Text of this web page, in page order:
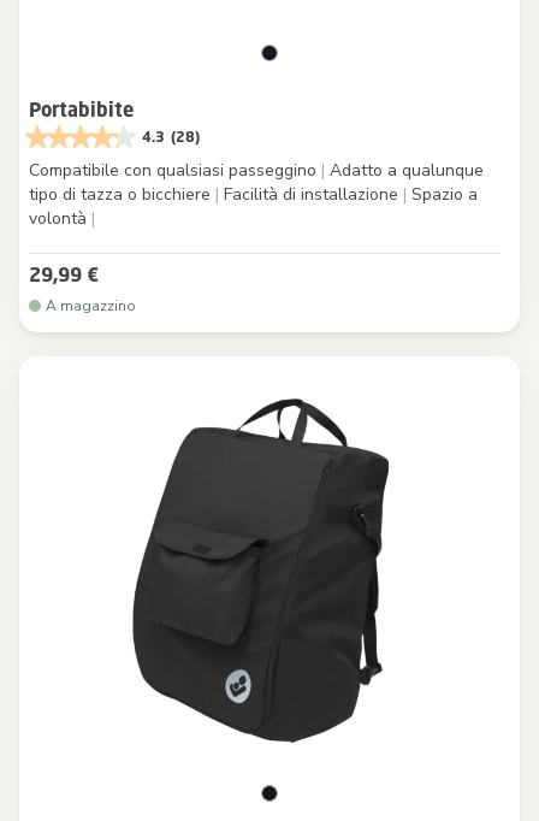
Portabibite
4.3 (28)
Compatibile con qualsiasi passeggino | Adatto a qualunque
tipo di tazza o bicchiere | Facilità di installazione | Spazio a
volontà |
29,99 €
A magazzino